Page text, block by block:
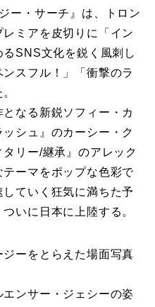
ー・サーチ』は、トロン
レミアを皮切りに「イン
SNS文化を鋭く風刺し
スフル！」「衝撃のラ
なる新鋭ソフィー・カ
シュ』のカーシー・ク
リー/継承』のアレック
ーマをポップな色彩で
ていく狂気に満ちた予
いに日本に上陸する。
ーをとらえた場面写真
ンサー・ジェシーの姿